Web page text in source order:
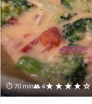
⏱ 70 min👥 4★★★★☆